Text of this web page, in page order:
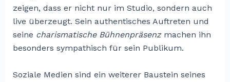
zeigen, dass er nicht nur im Studio, sondern auch
live überzeugt. Sein authentisches Auftreten und
seine charismatische Bühnenpräsenzmachen ihn
besonders sympathisch für sein Publikum.
Soziale Medien sind ein weiterer Baustein seines